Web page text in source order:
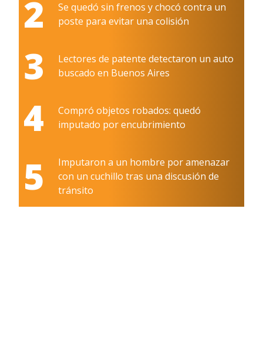
2
Se quedó sin frenos y chocó contra un
poste para evitar una colisión
3
Lectores de patente detectaron un auto
buscado en Buenos Aires
4
Compró objetos robados: quedó
imputado por encubrimiento
5
Imputaron a un hombre por amenazar
con un cuchillo tras una discusión de
tránsito